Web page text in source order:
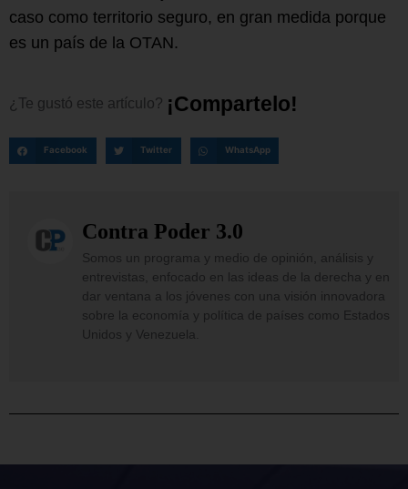
caso como territorio seguro, en gran medida porque
es un país de la OTAN.
¿Te gustó este artículo? ¡Compartelo!
Facebook Twitter WhatsApp
Contra Poder 3.0
Somos un programa y medio de opinión, análisis y
entrevistas, enfocado en las ideas de la derecha y en
dar ventana a los jóvenes con una visión innovadora
sobre la economía y política de países como Estados
Unidos y Venezuela.